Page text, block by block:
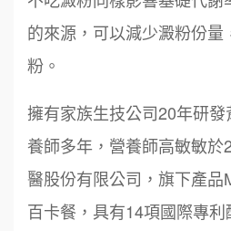
的來源，可以減少澱粉份
粉。
擁有家族生技公司20年研
養師多年，營養師高敏敏
醫股份有限公司，旗下產
百卡餐，具有14項國際專